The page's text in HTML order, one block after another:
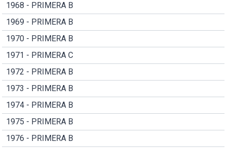
1968 - PRIMERA B
1969 - PRIMERA B
1970 - PRIMERA B
1971 - PRIMERA C
1972 - PRIMERA B
1973 - PRIMERA B
1974 - PRIMERA B
1975 - PRIMERA B
1976 - PRIMERA B